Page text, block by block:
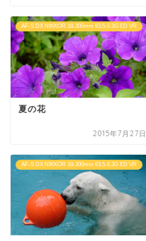
AF-S DX NIKKOR 18-300mm f/3.5-6.3G ED VR
夏の花
2015年7月27日
AF-S DX NIKKOR 18-300mm f/3.5-6.3G ED VR